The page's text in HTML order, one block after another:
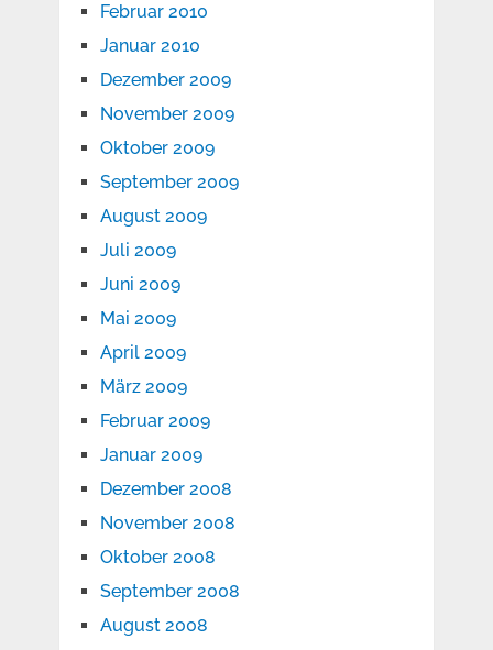
Februar 2010
Januar 2010
Dezember 2009
November 2009
Oktober 2009
September 2009
August 2009
Juli 2009
Juni 2009
Mai 2009
April 2009
März 2009
Februar 2009
Januar 2009
Dezember 2008
November 2008
Oktober 2008
September 2008
August 2008